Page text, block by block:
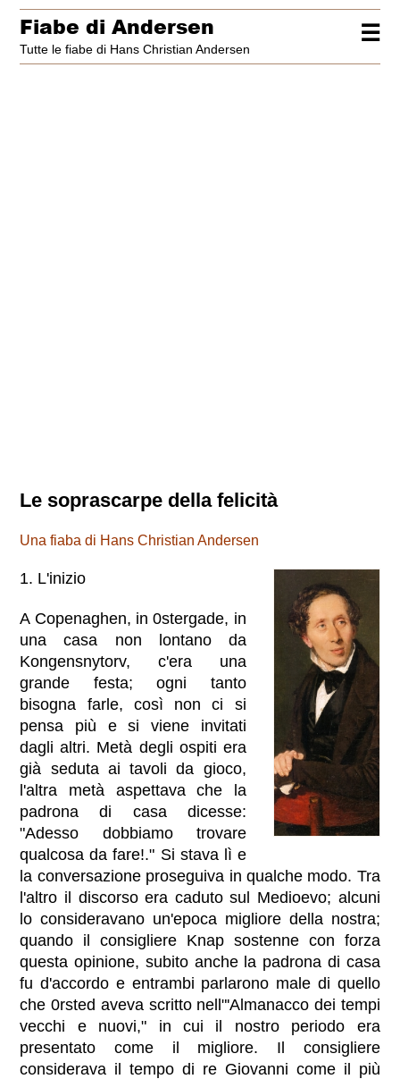
☰
Fiabe di Andersen
Tutte le fiabe di Hans Christian Andersen
Le soprascarpe della felicità
Una fiaba di Hans Christian Andersen
1. L'inizio
A Copenaghen, in 0stergade, in
una casa non lontano da
Kongensnytorv, c'era una
grande festa; ogni tanto
bisogna farle, così non ci si
pensa più e si viene invitati
dagli altri. Metà degli ospiti era
già seduta ai tavoli da gioco,
l'altra metà aspettava che la
padrona di casa dicesse:
"Adesso dobbiamo trovare
qualcosa da fare!." Si stava lì e
la conversazione proseguiva in qualche modo. Tra
l'altro il discorso era caduto sul Medioevo; alcuni
lo consideravano un'epoca migliore della nostra;
quando il consigliere Knap sostenne con forza
questa opinione, subito anche la padrona di casa
fu d'accordo e entrambi parlarono male di quello
che 0rsted aveva scritto nell"'Almanacco dei tempi
vecchi e nuovi," in cui il nostro periodo era
presentato come il migliore. Il consigliere
considerava il tempo di re Giovanni come il più